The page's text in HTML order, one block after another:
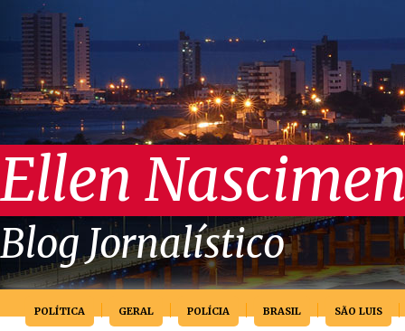
Ellen
Blog Jornalístico
POLÍTICA GERAL POLÍCIA BRASIL SÃO LUIS